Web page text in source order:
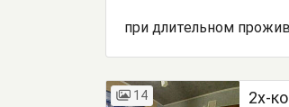
при длительном
14 2х-